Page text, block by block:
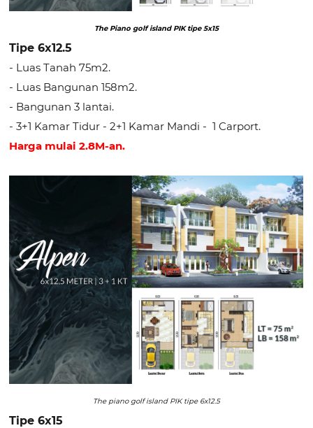
The Piano golf island PIK tipe 5x15
Tipe 6x12.5
- Luas Tanah 75m2.
- Luas Bangunan 158m2.
- Bangunan 3 lantai.
- 3+1 Kamar Tidur - 2+1 Kamar Mandi - 1 Carport.
Harga mulai 2.8M-an.
The piano golf island PIK tipe 6x12.5
Tipe 6x15